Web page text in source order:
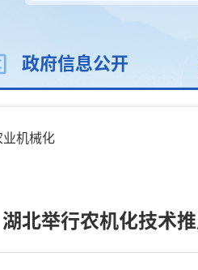
政府信息公开
业机械化
湖北举行农机化技术